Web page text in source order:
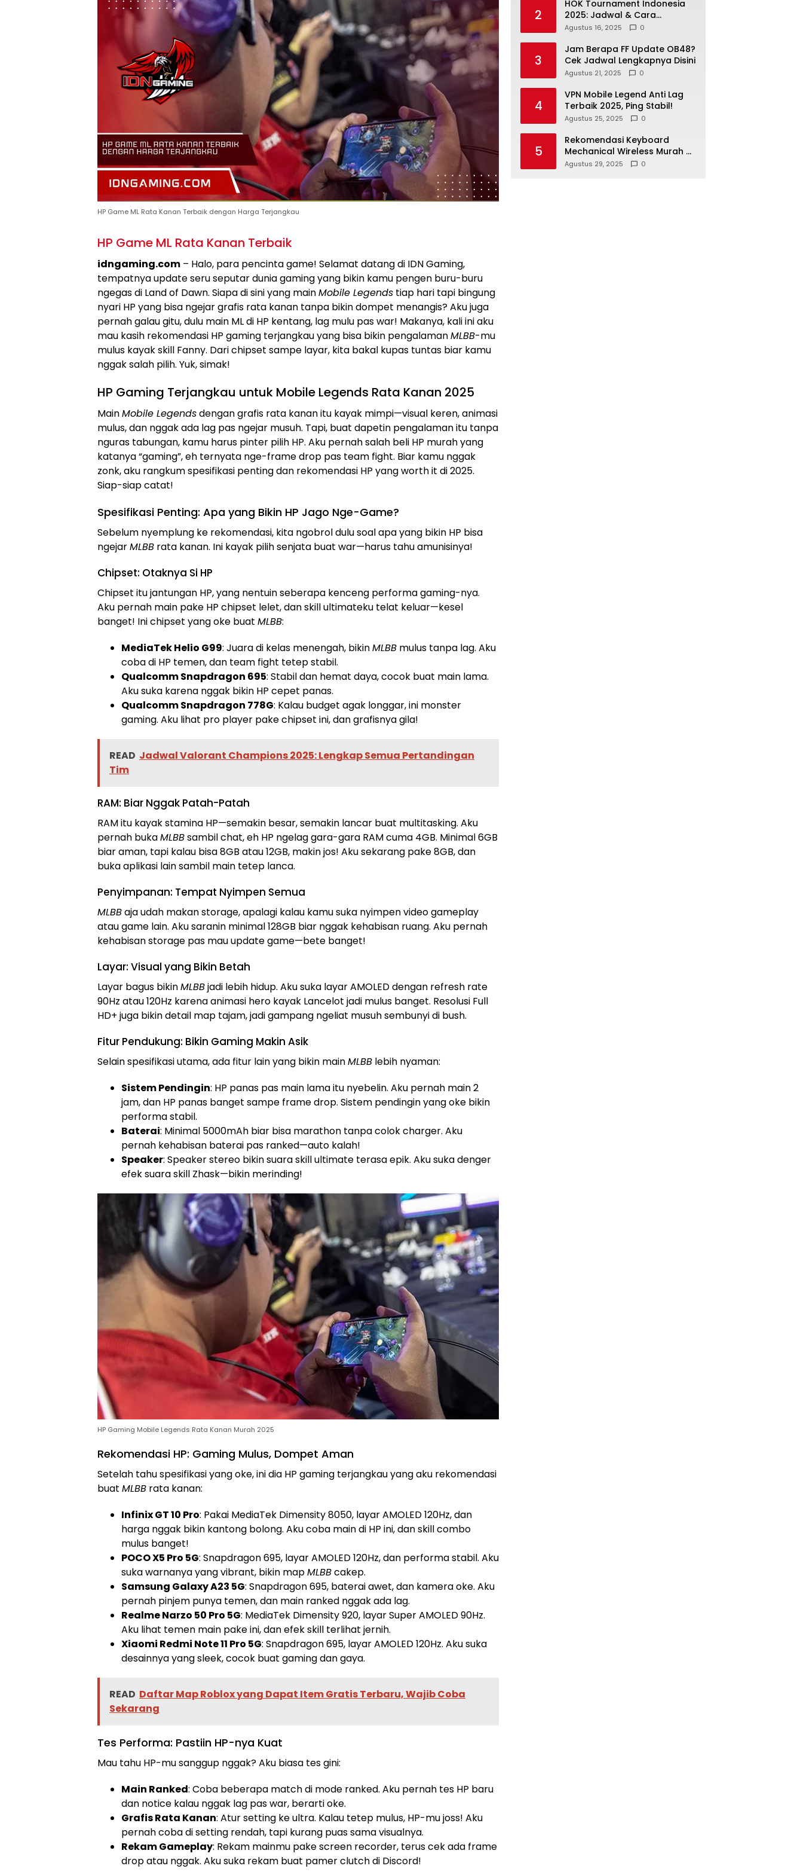
HP Game ML Rata Kanan Terbaik dengan Harga Terjangkau
HP Game ML Rata Kanan Terbaik
idngaming.com – Halo, para pencinta game! Selamat datang di IDN Gaming,
tempatnya update seru seputar dunia gaming yang bikin kamu pengen buru-buru
ngegas di Land of Dawn. Siapa di sini yang mainMobile Legends tiap hari tapi bingung
nyari HP yang bisa ngejar grafis rata kanan tanpa bikin dompet menangis? Aku juga
pernah galau gitu, dulu main ML di HP kentang, lag mulu pas war! Makanya, kali ini aku
mau kasih rekomendasi HP gaming terjangkau yang bisa bikin pengalamanMLBB-mu
mulus kayak skill Fanny. Dari chipset sampe layar, kita bakal kupas tuntas biar kamu
nggak salah pilih. Yuk, simak!
HP Gaming Terjangkau untuk Mobile Legends Rata Kanan 2025
MainMobile Legendsdengan grafis rata kanan itu kayak mimpi—visual keren, animasi
mulus, dan nggak ada lag pas ngejar musuh. Tapi, buat dapetin pengalaman itu tanpa
nguras tabungan, kamu harus pinter pilih HP. Aku pernah salah beli HP murah yang
katanya “gaming”, eh ternyata nge-frame drop pas team fight. Biar kamu nggak
zonk, aku rangkum spesifikasi penting dan rekomendasi HP yang worth it di 2025.
Siap-siap catat!
Spesifikasi Penting: Apa yang Bikin HP Jago Nge-Game?
Sebelum nyemplung ke rekomendasi, kita ngobrol dulu soal apa yang bikin HP bisa
ngejarMLBB rata kanan. Ini kayak pilih senjata buat war—harus tahu amunisinya!
Chipset: Otaknya Si HP
Chipset itu jantungan HP, yang nentuin seberapa kenceng performa gaming-nya.
Aku pernah main pake HP chipset lelet, dan skill ultimateku telat keluar—kesel
banget! Ini chipset yang oke buat MLBB:
MediaTek Helio G99: Juara di kelas menengah, bikinMLBB mulus tanpa lag. Aku
coba di HP temen, dan team fight tetep stabil.
Qualcomm Snapdragon 695: Stabil dan hemat daya, cocok buat main lama.
Aku suka karena nggak bikin HP cepet panas.
Qualcomm Snapdragon 778G: Kalau budget agak longgar, ini monster
gaming. Aku lihat pro player pake chipset ini, dan grafisnya gila!
READ Jadwal Valorant Champions 2025: Lengkap Semua Pertandingan
Tim
RAM: Biar Nggak Patah-Patah
RAM itu kayak stamina HP—semakin besar, semakin lancar buat multitasking. Aku
pernah bukaMLBBsambil chat, eh HP ngelag gara-gara RAM cuma 4GB. Minimal 6GB
biar aman, tapi kalau bisa 8GB atau 12GB, makin jos! Aku sekarang pake 8GB, dan
buka aplikasi lain sambil main tetep lanca.
Penyimpanan: Tempat Nyimpen Semua
MLBBaja udah makan storage, apalagi kalau kamu suka nyimpen video gameplay
atau game lain. Aku saranin minimal 128GB biar nggak kehabisan ruang. Aku pernah
kehabisan storage pas mau update game—bete banget!
Layar: Visual yang Bikin Betah
Layar bagus bikinMLBBjadi lebih hidup. Aku suka layar AMOLED dengan refresh rate
90Hz atau 120Hz karena animasi hero kayak Lancelot jadi mulus banget. Resolusi Full
HD+ juga bikin detail map tajam, jadi gampang ngeliat musuh sembunyi di bush.
Fitur Pendukung: Bikin Gaming Makin Asik
Selain spesifikasi utama, ada fitur lain yang bikin mainMLBB lebih nyaman:
Sistem Pendingin: HP panas pas main lama itu nyebelin. Aku pernah main 2
jam, dan HP panas banget sampe frame drop. Sistem pendingin yang oke bikin
performa stabil.
Baterai: Minimal 5000mAh biar bisa marathon tanpa colok charger. Aku
pernah kehabisan baterai pas ranked—auto kalah!
Speaker: Speaker stereo bikin suara skill ultimate terasa epik. Aku suka denger
efek suara skill Zhask—bikin merinding!
HP Gaming Mobile Legends Rata Kanan Murah 2025
Rekomendasi HP: Gaming Mulus, Dompet Aman
Setelah tahu spesifikasi yang oke, ini dia HP gaming terjangkau yang aku rekomendasi
buat MLBB rata kanan:
Infinix GT 10 Pro: Pakai MediaTek Dimensity 8050, layar AMOLED 120Hz, dan
harga nggak bikin kantong bolong. Aku coba main di HP ini, dan skill combo
mulus banget!
POCO X5 Pro 5G: Snapdragon 695, layar AMOLED 120Hz, dan performa stabil. Aku
suka warnanya yang vibrant, bikin mapMLBBcakep.
Samsung Galaxy A23 5G: Snapdragon 695, baterai awet, dan kamera oke. Aku
pernah pinjem punya temen, dan main ranked nggak ada lag.
Realme Narzo 50 Pro 5G: MediaTek Dimensity 920, layar Super AMOLED 90Hz.
Aku lihat temen main pake ini, dan efek skill terlihat jernih.
Xiaomi Redmi Note 11 Pro 5G: Snapdragon 695, layar AMOLED 120Hz. Aku suka
desainnya yang sleek, cocok buat gaming dan gaya.
READ Daftar Map Roblox yang Dapat Item Gratis Terbaru, Wajib Coba
Sekarang
Tes Performa: Pastiin HP-nya Kuat
Mau tahu HP-mu sanggup nggak? Aku biasa tes gini:
Main Ranked: Coba beberapa match di mode ranked. Aku pernah tes HP baru
dan notice kalau nggak lag pas war, berarti oke.
Grafis Rata Kanan: Atur setting ke ultra. Kalau tetep mulus, HP-mu joss! Aku
pernah coba di setting rendah, tapi kurang puas sama visualnya.
Rekam Gameplay: Rekam mainmu pake screen recorder, terus cek ada frame
drop atau nggak. Aku suka rekam buat pamer clutch di Discord!
2
HOK Tournament Indonesia
2025: Jadwal & Cara
Daftarnya
Agustus 16, 2025 0
3
Jam Berapa FF Update OB48?
Cek Jadwal Lengkapnya Disini
Agustus 21, 2025 0
4
VPN Mobile Legend Anti Lag
Terbaik 2025, Ping Stabil!
Agustus 25, 2025 0
5
Rekomendasi Keyboard
Mechanical Wireless Murah &
Terbaik
Agustus 29, 2025 0